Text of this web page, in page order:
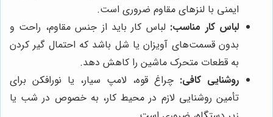
ایمنی با لنزهای مقاوم ضروری است.
لباس کار مناسب: لباس کار باید از جنس مقاوم، راحت و
بدون قسمت‌های آویزان یا شل باشد که احتمال گیر کردن
به قطعات متحرک ماشین را کاهش دهد.
روشنایی کافی: چراغ قوه، لامپ سیار، یا نورافکن برای
تأمین روشنایی لازم در محیط کار، به خصوص در شب یا